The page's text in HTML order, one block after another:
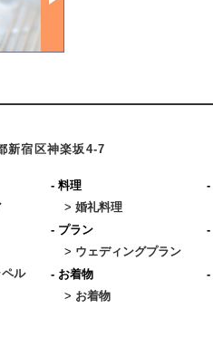
新宿区神楽坂4-7
ル
- 料理
> 婚礼料理
- プラン
> ウェディングプラン
- お着物
> お着物
-
-
-